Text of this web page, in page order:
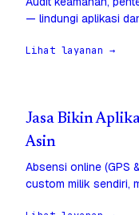
— lindungi aplikasi
Lihat layanan →
Jasa Bikin
Asin
Absensi online (GPS
custom milik sendiri,